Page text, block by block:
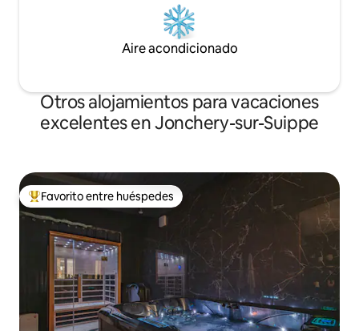
Aire acondicionado
Otros alojamientos para vacaciones
excelentes en Jonchery-sur-Suippe
Favorito entre huéspedes preferido
Favorito entre huéspedes